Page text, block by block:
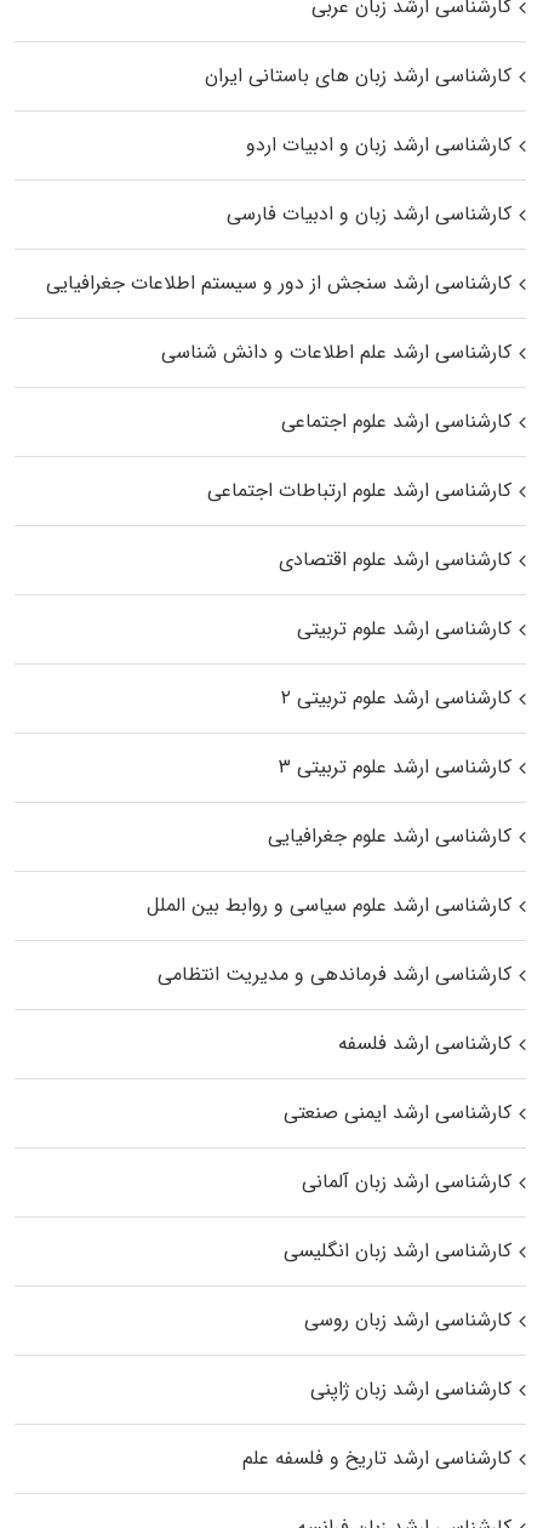
کارشناسی ارشد زبان عربی
کارشناسی ارشد زبان‌ های باستانی ایران
کارشناسی ارشد زبان و ادبیات اردو
کارشناسی ارشد زبان و ادبیات فارسی
کارشناسی ارشد سنجش از دور و سیستم اطلاعات جغرافیایی
کارشناسی ارشد علم اطلاعات و دانش شناسی
کارشناسی ارشد علوم اجتماعی
کارشناسی ارشد علوم ارتباطات اجتماعی
کارشناسی ارشد علوم اقتصادی
کارشناسی ارشد علوم تربیتی
کارشناسی ارشد علوم تربیتی ۲
کارشناسی ارشد علوم تربیتی ۳
کارشناسی ارشد علوم جغرافیایی
کارشناسی ارشد علوم سیاسی و روابط بین الملل
کارشناسی ارشد فرماندهی و مدیریت انتظامی
کارشناسی ارشد فلسفه
کارشناسی ارشد ایمنی صنعتی
کارشناسی ارشد زبان آلمانی
کارشناسی ارشد زبان انگلیسی
کارشناسی ارشد زبان روسی
کارشناسی ارشد زبان ژاپنی
کارشناسی ارشد تاریخ و فلسفه علم